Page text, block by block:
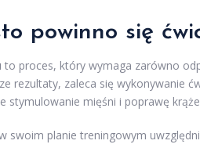
powinno się
to proces, który wymaga zarówno
rezultaty, zaleca się wykonywanie
stymulowanie mięśni i poprawę
swoim planie treningowym